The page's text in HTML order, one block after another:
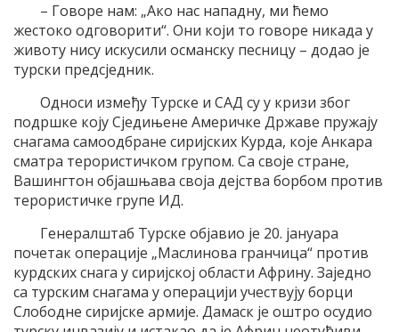
– Говоре нам: „Ако нас нападну, ми ћемо
жестоко одговорити“. Они који то говоре никада у
животу нису искусили османску песницу – додао је
турски предсједник.
Односи између Турске и САД су у кризи због
подршке коју Сједињене Америчке Државе пружају
снагама самоодбране сиријских Курда, које Анкара
сматра терористичком групом. Са своје стране,
Вашингтон објашњава своја дејства борбом против
терористичке групе ИД.
Генералштаб Турске објавио је 20. јануара
почетак операције „Маслинова гранчица“ против
курдских снага у сиријској области Африну. Заједно
са турским снагама у операцији учествују борци
Слободне сиријске армије. Дамаск је оштро осудио